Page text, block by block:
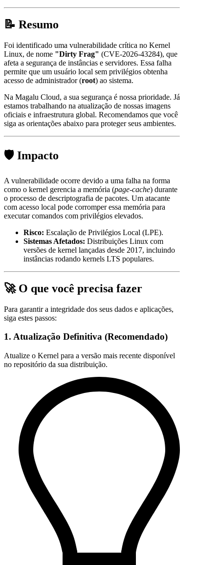
📝 Resumo
Foi identificado uma vulnerabilidade crítica no Kernel
Linux, de nome "Dirty Frag" (CVE-2026-43284), que
afeta a segurança de instâncias e servidores. Essa falha
permite que um usuário local sem privilégios obtenha
acesso de administrador (root) ao sistema.
Na Magalu Cloud, a sua segurança é nossa prioridade. Já
estamos trabalhando na atualização de nossas imagens
oficiais e infraestrutura global. Recomendamos que você
siga as orientações abaixo para proteger seus ambientes.
🛡️ Impacto
A vulnerabilidade ocorre devido a uma falha na forma
como o kernel gerencia a memória (page-cache) durante
o processo de descriptografia de pacotes. Um atacante
com acesso local pode corromper essa memória para
executar comandos com privilégios elevados.
Risco: Escalação de Privilégios Local (LPE).
Sistemas Afetados: Distribuições Linux com
versões de kernel lançadas desde 2017, incluindo
instâncias rodando kernels LTS populares.
🚀 O que você precisa fazer
Para garantir a integridade dos seus dados e aplicações,
siga estes passos:
1. Atualização Definitiva (Recomendado)
Atualize o Kernel para a versão mais recente disponível
no repositório da sua distribuição.